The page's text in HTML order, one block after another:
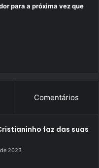
para a próxima vez que
Comentários
faz das suas
2023